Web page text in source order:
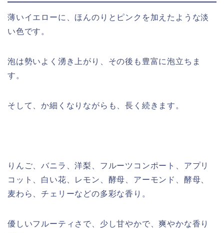
薄いイエローに、ほんのりとピンクを加えたような淡
い色です。
泡は勢いよく湧き上がり、その後も豊富に泡立ちま
す。
そして、か細くなりながらも、長く続きます。
りんご、バニラ、洋梨、フルーツコンポート、アプリ
コット、白い花、レモン、酵母、アーモンド、酵母、
麦わら、チェリーなどの多彩な香り。
優しいフルーティさで、少し甘やかで、爽やかな香り